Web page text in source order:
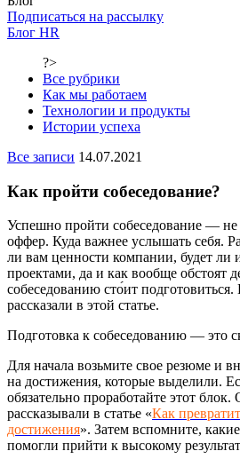
Подписаться на рассылку
Блог HR
?>
Все рубрики
Как мы работаем
Технологии и продукты
Истории успеха
Все записи 14.07.2021
Как пройти собеседование?
Успешно пройти собеседование — не
оффер. Куда важнее услышать себя.
ли вам ценности компании, будет ли
проектами, да и как вообще обстоят
собеседованию сто́ит подготовиться.
рассказали в этой статье.
Подготовка к собеседованию — это
Для начала возьмите свое резюме и
на достижения, которые выделили.
обязательно проработайте этот
рассказывали в статье «Как
достижения». Затем вспомните,
помогли прийти к высокому